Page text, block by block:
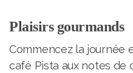
Plaisirs gourmands
Commencez la journée
café Pista aux notes de